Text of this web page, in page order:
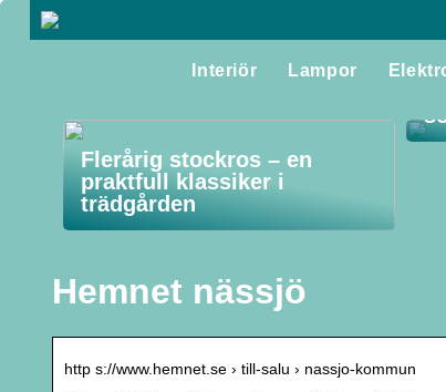
Interiör Lampor
Flerårig stockros – en
praktfull klassiker i
trädgården
Hemnet nässjö
http s://www.hemnet.se › till-salu › nassjo-kommun